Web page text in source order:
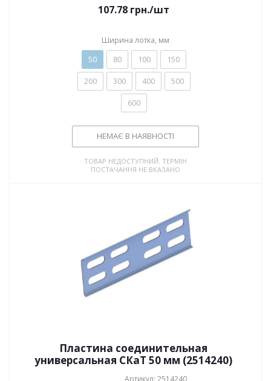
107.78грн./шт
Ширина лотка, мм
50 80 100
150
200
300 400
500
600
НЕМАЄ В НАЯВНОСТІ
ТОВАР НЕДОСТУПНИЙ. ТЕРМІН
ПОСТАЧАННЯ НЕ ВКАЗАНО
Пластина соединительная
универсальная СКаТ 50 мм (2514240)
Артикул: 2514240